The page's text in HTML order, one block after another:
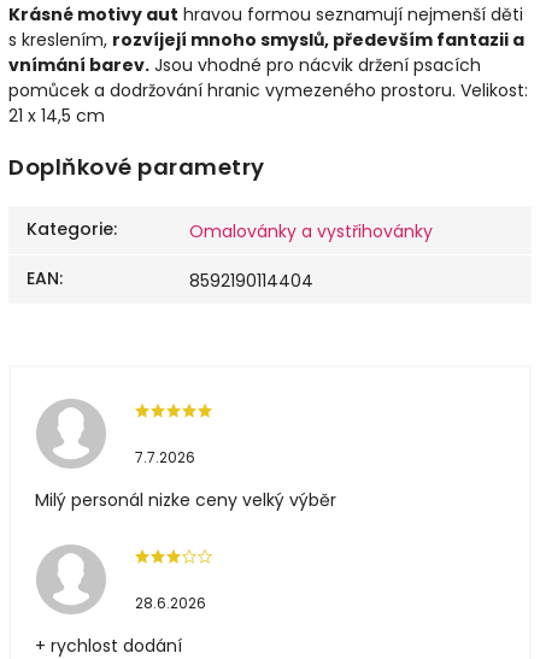
Krásné motivy aut hravou formou seznamují nejmenší děti
s kreslením, rozvíjejí mnoho smyslů, především fantazii a
vnímání barev. Jsou vhodné pro nácvik držení psacích
pomůcek a dodržování hranic vymezeného prostoru. Velikost:
21 x 14,5 cm
Doplňkové parametry
Kategorie:
Omalovánky a vystřihovánky
EAN: 8592190114404
7.7.2026
Milý personál nizke ceny velký výběr
28.6.2026
+ rychlost dodání